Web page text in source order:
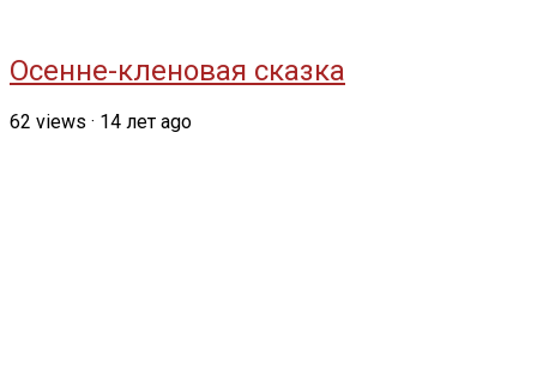
Осенне-кленовая сказка
62 views · 14 лет ago